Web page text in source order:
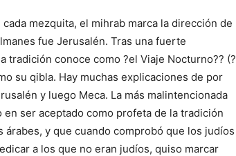
mezquita, el mihrab marca la dirección de
fue Jerusalén. Tras una fuerte
tradición conoce como ?el Viaje Nocturno?? (?
su qibla. Hay muchas explicaciones de por
y luego Meca. La más malintencionada
ser aceptado como profeta de la tradición
y que cuando comprobó que los judíos
a los que no eran judíos, quiso marcar